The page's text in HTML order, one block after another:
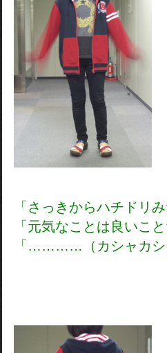
「さっきからハチドリ
「元気なことは良いこと
「…………（カシャカシ